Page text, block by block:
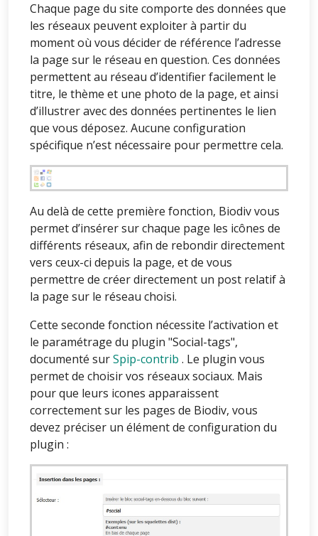
Chaque page du site comporte des données que
les réseaux peuvent exploiter à partir du
moment où vous décider de référence l’adresse
la page sur le réseau en question. Ces données
permettent au réseau d’identifier facilement le
titre, le thème et une photo de la page, et ainsi
d’illustrer avec des données pertinentes le lien
que vous déposez. Aucune configuration
spécifique n’est nécessaire pour permettre cela.
Au delà de cette première fonction, Biodiv vous
permet d’insérer sur chaque page les icônes de
différents réseaux, afin de rebondir directement
vers ceux-ci depuis la page, et de vous
permettre de créer directement un post relatif à
la page sur le réseau choisi.
Cette seconde fonction nécessite l’activation et
le paramétrage du plugin "Social-tags",
documenté surSpip-contrib . Le plugin vous
permet de choisir vos réseaux sociaux. Mais
pour que leurs icones apparaissent
correctement sur les pages de Biodiv, vous
devez préciser un élément de configuration du
plugin :